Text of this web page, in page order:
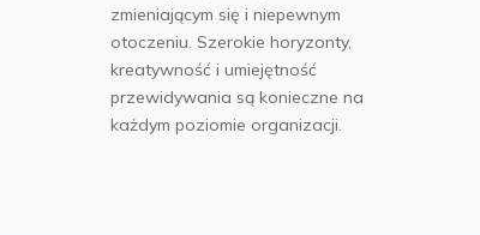
zmieniającym się i niepewnym
otoczeniu. Szerokie horyzonty,
kreatywność i umiejętność
przewidywania są konieczne na
każdym poziomie organizacji.